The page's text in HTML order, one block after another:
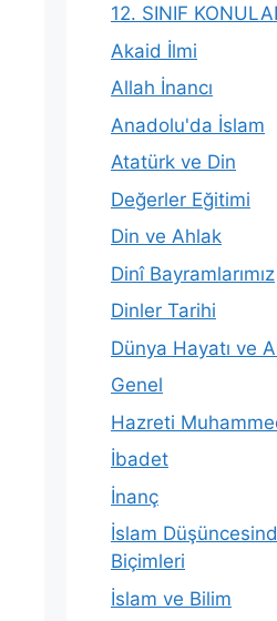
12. SINIF
Akaid İlmi
Allah İnancı
Anadolu'da İslam
Atatürk ve Din
Değerler Eğitimi
Din ve Ahlak
Dinî Bayramlarımız
Dinler Tarihi
Dünya Hayatı ve
Genel
Hazreti
İbadet
İnanç
İslam
Biçimleri
İslam ve Bilim